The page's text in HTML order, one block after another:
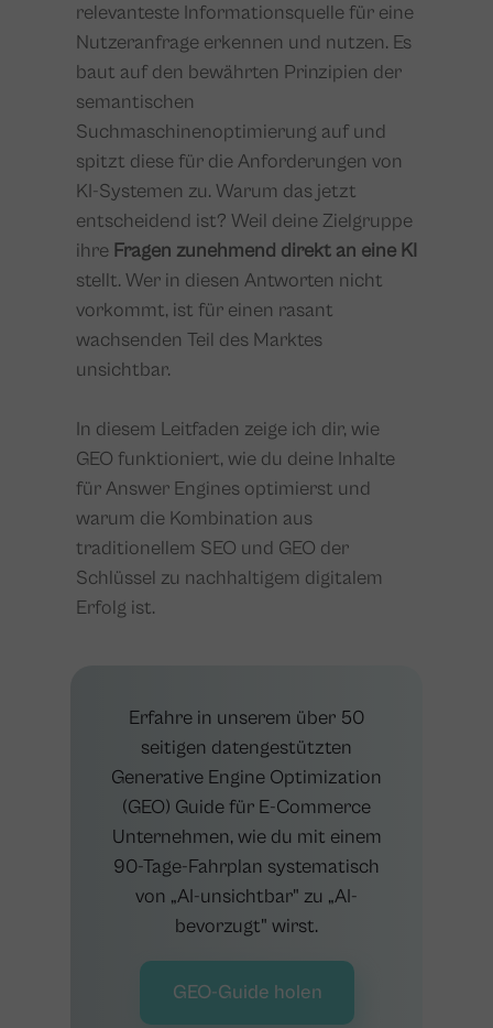
relevanteste Informationsquelle für eine
Nutzeranfrage erkennen und nutzen. Es
baut auf den bewährten Prinzipien der
semantischen
Suchmaschinenoptimierung auf und
spitzt diese für die Anforderungen von
KI-Systemen zu. Warum das jetzt
entscheidend ist? Weil deine Zielgruppe
ihre Fragen zunehmend direkt an eine KI
stellt. Wer in diesen Antworten nicht
vorkommt, ist für einen rasant
wachsenden Teil des Marktes
unsichtbar.
In diesem Leitfaden zeige ich dir, wie
GEO funktioniert, wie du deine Inhalte
für Answer Engines optimierst und
warum die Kombination aus
traditionellem SEO und GEO der
Schlüssel zu nachhaltigem digitalem
Erfolg ist.
Erfahre in unserem über 50
seitigen datengestützten
Generative Engine Optimization
(GEO) Guide für E-Commerce
Unternehmen, wie du mit einem
90-Tage-Fahrplan systematisch
von „AI-unsichtbar" zu „AI-
bevorzugt" wirst.
GEO-Guide holen